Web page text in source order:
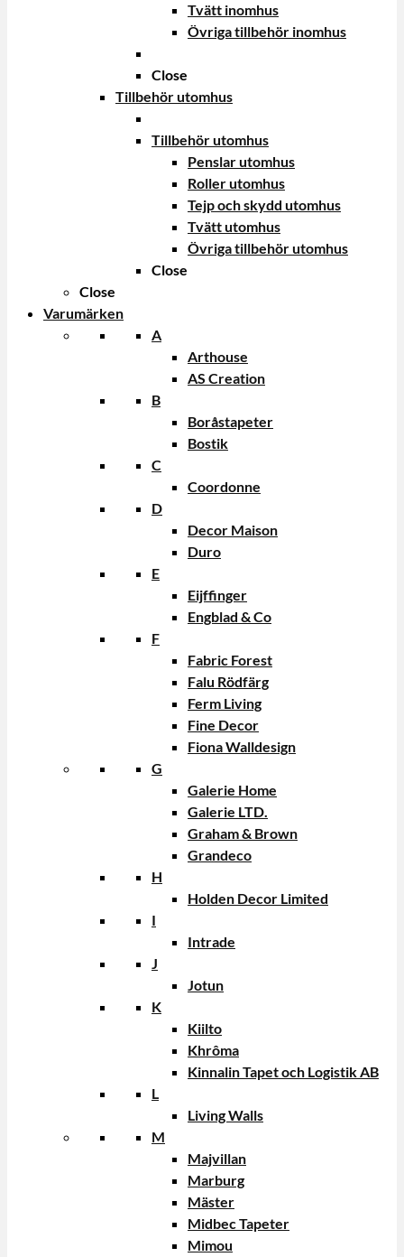
Tvätt inomhus
Övriga tillbehör inomhus
Close
Tillbehör utomhus
Tillbehör utomhus
Penslar utomhus
Roller utomhus
Tejp och skydd utomhus
Tvätt utomhus
Övriga tillbehör utomhus
Close
Close
Varumärken
A
Arthouse
AS Creation
B
Boråstapeter
Bostik
C
Coordonne
D
Decor Maison
Duro
E
Eijffinger
Engblad & Co
F
Fabric Forest
Falu Rödfärg
Ferm Living
Fine Decor
Fiona Walldesign
G
Galerie Home
Galerie LTD.
Graham & Brown
Grandeco
H
Holden Decor Limited
I
Intrade
J
Jotun
K
Kiilto
Khrôma
Kinnalin Tapet och Logistik AB
L
Living Walls
M
Majvillan
Marburg
Mäster
Midbec Tapeter
Mimou